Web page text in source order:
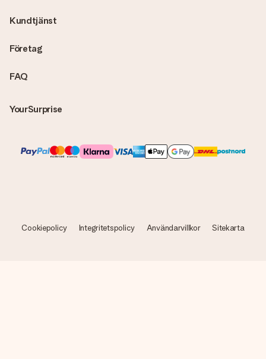
FAQ
YourSurprise
Kundtjänst
Företag
Cookiepolicy Integritetspolicy Användarvillkor Sitekarta